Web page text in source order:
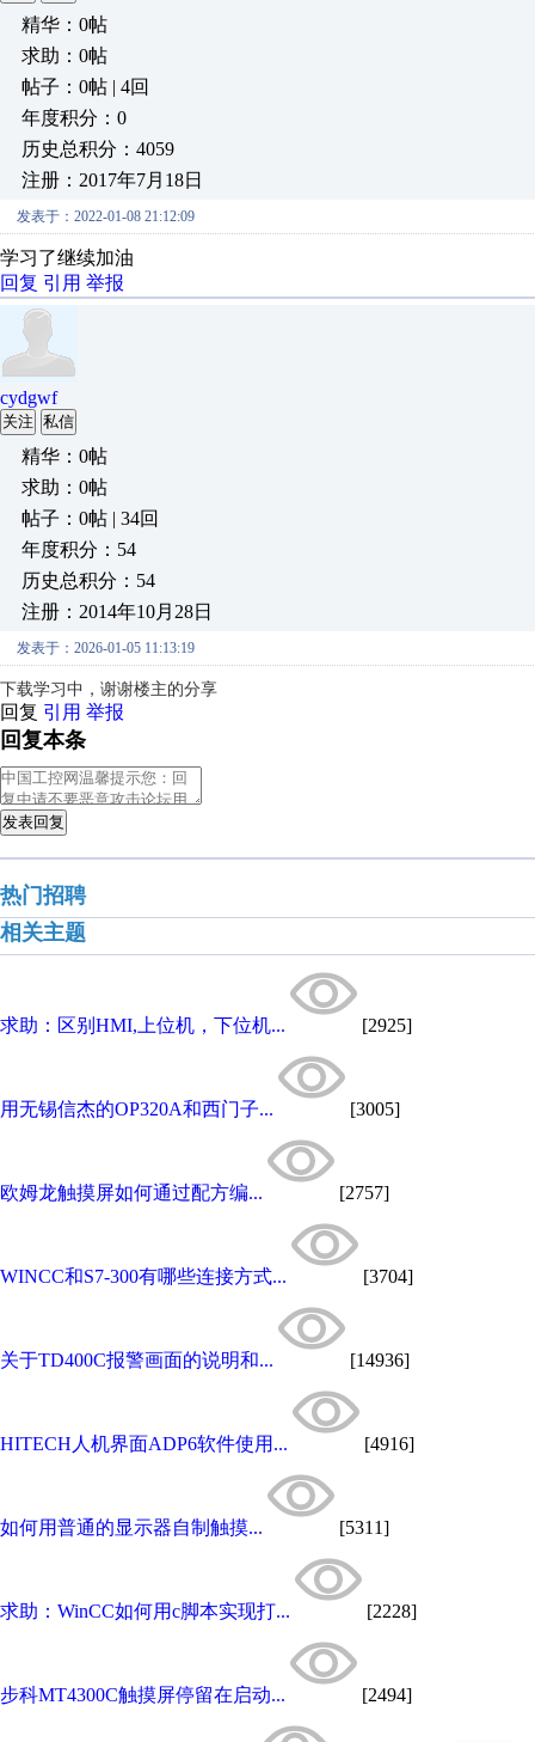
精华：0帖
求助：0帖
帖子：0帖 | 4回
年度积分：0
历史总积分：4059
注册：2017年7月18日
发表于：2022-01-08 21:12:09
学习了继续加油
回复 引用 举报
cydgwf
关注 私信
精华：0帖
求助：0帖
帖子：0帖 | 34回
年度积分：54
历史总积分：54
注册：2014年10月28日
发表于：2026-01-05 11:13:19
下载学习中，谢谢楼主的分享
回复 引用 举报
回复本条
发表回复
热门招聘
相关主题
求助：区别HMI,上位机，下位机... [2925]
用无锡信杰的OP320A和西门子... [3005]
欧姆龙触摸屏如何通过配方编... [2757]
WINCC和S7-300有哪些连接方式... [3704]
关于TD400C报警画面的说明和... [14936]
HITECH人机界面ADP6软件使用... [4916]
如何用普通的显示器自制触摸... [5311]
求助：WinCC如何用c脚本实现打... [2228]
步科MT4300C触摸屏停留在启动... [2494]